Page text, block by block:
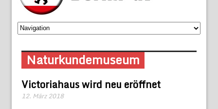
Naturkundemuseum
Victoriahaus wird neu eröffnet
12. März 2018